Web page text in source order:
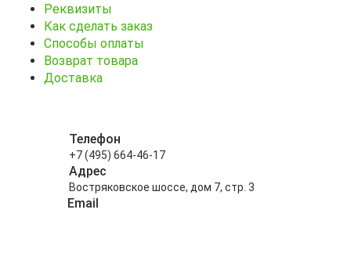
Реквизиты
Как сделать заказ
Способы оплаты
Возврат товара
Доставка
Телефон
+7 (495) 664-46-17
Адрес
Востряковское шоссе, дом 7, стр. 3
Email